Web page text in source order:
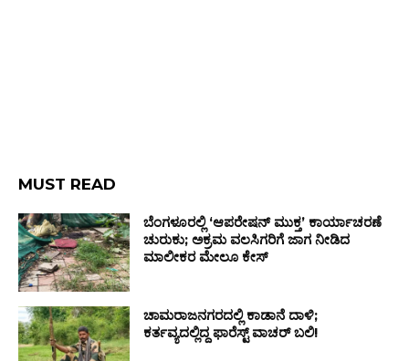
MUST READ
ಬೆಂಗಳೂರಲ್ಲಿ ‘ಆಪರೇಷನ್ ಮುಕ್ತ’ ಕಾರ್ಯಾಚರಣೆ
ಚುರುಕು; ಅಕ್ರಮ ವಲಸಿಗರಿಗೆ ಜಾಗ ನೀಡಿದ
ಮಾಲೀಕರ ಮೇಲೂ ಕೇಸ್
ಚಾಮರಾಜನಗರದಲ್ಲಿ ಕಾಡಾನೆ ದಾಳಿ;
ಕರ್ತವ್ಯದಲ್ಲಿದ್ದ ಫಾರೆಸ್ಟ್ ವಾಚರ್ ಬಲಿ!